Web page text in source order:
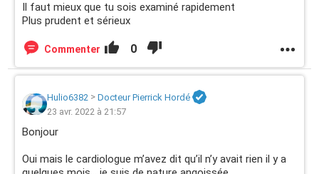
Il faut mieux que tu sois examiné rapidement
Plus prudent et sérieux
Commenter 0
Hulio6382 > Docteur Pierrick Hordé
23 avr. 2022 à 21:57
Bonjour
Oui mais le cardiologue m’avez dit qu’il n’y avait rien il y a